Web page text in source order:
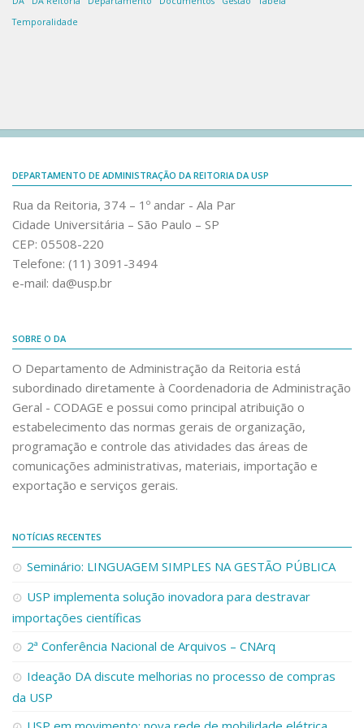
Capacitação
Capacitação Compras e Licitações
Webinar de 20/03/2025 – Execução do PCA USP 2025 e
uso dos DFDs nas Demandas de Compra.
3º Encontro Técnico – A NLLC E SUA APLICAÇÃO
PELAS UNIVERSIDADES DO ESTADO DE SÃO PAULO –
II Simpósio de Compras Públicas da EACH
Oficinas para simulação de uso do sistema
Compras.gov.br
Informes sobre a “NLLC”
NLLC e Compras.gov na USP
Capacitação NLLC
Cadastro SEI!
Acesso restrito
Desktop Virtual
Temporalidade
DEPARTAMENTO DE ADMINISTRAÇÃO DA REITORIA DA USP
Rua da Reitoria, 374 – 1º andar - Ala Par
Cidade Universitária – São Paulo – SP
CEP: 05508-220
Telefone: (11) 3091-3494
e-mail: da@usp.br
SOBRE O DA
O Departamento de Administração da Reitoria está
subordinado diretamente à Coordenadoria de Administração
Geral - CODAGE e possui como principal atribuição o
estabelecimento das normas gerais de organização,
programação e controle das atividades das áreas de
comunicações administrativas, materiais, importação e
exportação e serviços gerais.
NOTÍCIAS RECENTES
Seminário: LINGUAGEM SIMPLES NA GESTÃO PÚBLICA
USP implementa solução inovadora para destravar
importações científicas
2ª Conferência Nacional de Arquivos – CNArq
Ideação DA discute melhorias no processo de compras
da USP